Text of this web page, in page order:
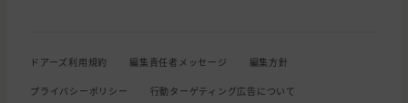
ドアーズ利用規約 編集責任者メッセージ 編集方針
プライバシーポリシー 行動ターゲティング広告について